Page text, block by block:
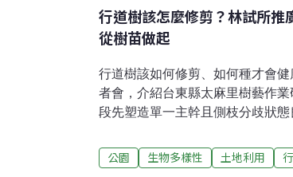
行道樹該怎麼修剪？林試所推
從樹苗做起
行道樹該如何修剪、如何種才會
者會，介紹台東縣太麻里樹藝作
段先塑造單一主幹且側枝分歧狀
2022年成立「全國種樹諮詢中心
位種樹修樹，並以六都優先。林
公園 生物多樣性 土地利用